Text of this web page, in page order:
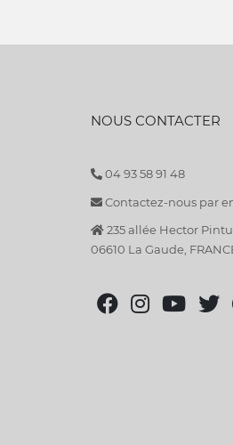
NOUS CONTACTER
04 93 58 91 48
Contactez-nous par
235 allée Hector
06610 La Gaude,